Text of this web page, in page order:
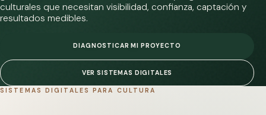
culturales que necesitan visibilidad, confianza, captación y
resultados medibles.
DIAGNOSTICAR MI PROYECTO
VER SISTEMAS DIGITALES
SISTEMAS DIGITALES PARA CULTURA